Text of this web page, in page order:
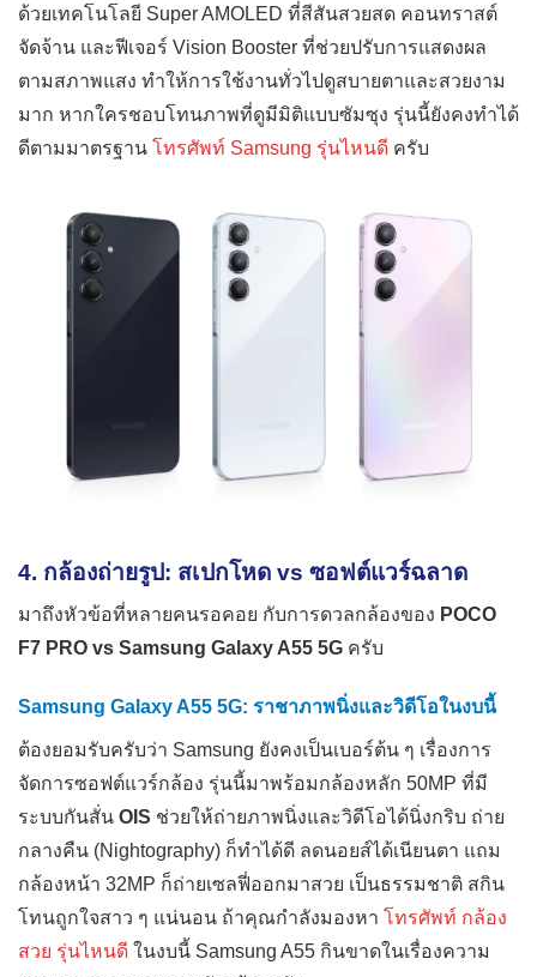
ด้วยเทคโนโลยี Super AMOLED ที่สีสันสวยสด คอนทราสต์
จัดจ้าน และฟีเจอร์ Vision Booster ที่ช่วยปรับการแสดงผล
ตามสภาพแสง ทำให้การใช้งานทั่วไปดูสบายตาและสวยงาม
มาก หากใครชอบโทนภาพที่ดูมีมิติแบบซัมซุง รุ่นนี้ยังคงทำได้
ดีตามมาตรฐาน โทรศัพท์ Samsung รุ่นไหนดี ครับ
4. กล้องถ่ายรูป: สเปกโหด vs ซอฟต์แวร์ฉลาด
มาถึงหัวข้อที่หลายคนรอคอย กับการดวลกล้องของ POCO
F7 PRO vs Samsung Galaxy A55 5G ครับ
Samsung Galaxy A55 5G: ราชาภาพนิ่งและวิดีโอในงบนี้
ต้องยอมรับครับว่า Samsung ยังคงเป็นเบอร์ต้น ๆ เรื่องการ
จัดการซอฟต์แวร์กล้อง รุ่นนี้มาพร้อมกล้องหลัก 50MP ที่มี
ระบบกันสั่น OIS ช่วยให้ถ่ายภาพนิ่งและวิดีโอได้นิ่งกริบ ถ่าย
กลางคืน (Nightography) ก็ทำได้ดี ลดนอยส์ได้เนียนตา แถม
กล้องหน้า 32MP ก็ถ่ายเซลฟี่ออกมาสวย เป็นธรรมชาติ สกิน
โทนถูกใจสาว ๆ แน่นอน ถ้าคุณกำลังมองหา โทรศัพท์ กล้อง
สวย รุ่นไหนดี ในงบนี้ Samsung A55 กินขาดในเรื่องความ